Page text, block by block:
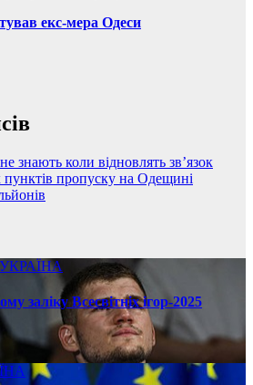
екс-мера Одеси
знають коли відновлять зв’язок
пропуску на Одещині
УКРАЇНА
заліку Всесвітніх ігор-2025